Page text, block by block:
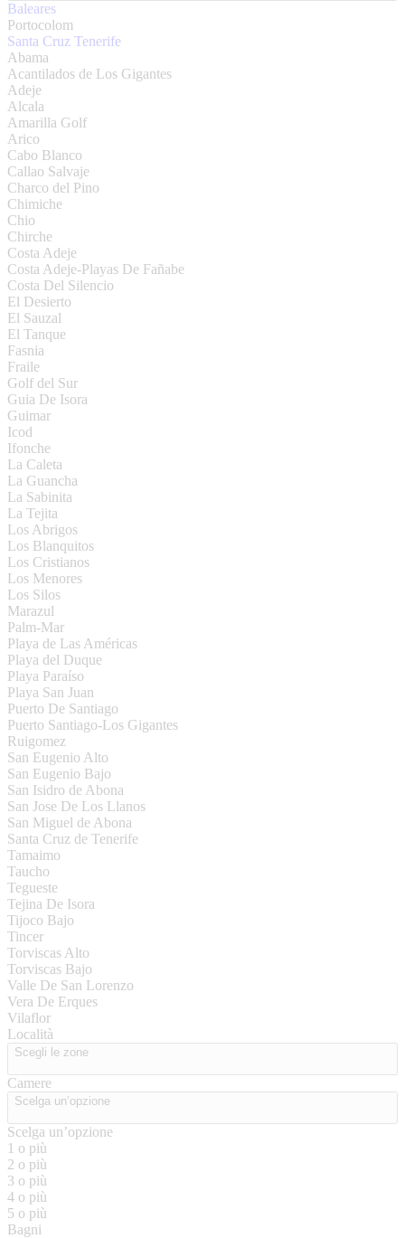
Baleares
Portocolom
Santa Cruz Tenerife
Abama
Acantilados de Los Gigantes
Adeje
Alcala
Amarilla Golf
Arico
Cabo Blanco
Callao Salvaje
Charco del Pino
Chimiche
Chio
Chirche
Costa Adeje
Costa Adeje-Playas De Fañabe
Costa Del Silencio
El Desierto
El Sauzal
El Tanque
Fasnia
Fraile
Golf del Sur
Guia De Isora
Guimar
Icod
Ifonche
La Caleta
La Guancha
La Sabinita
La Tejita
Los Abrigos
Los Blanquitos
Los Cristianos
Los Menores
Los Silos
Marazul
Palm-Mar
Playa de Las Américas
Playa del Duque
Playa Paraíso
Playa San Juan
Puerto De Santiago
Puerto Santiago-Los Gigantes
Ruigomez
San Eugenio Alto
San Eugenio Bajo
San Isidro de Abona
San Jose De Los Llanos
San Miguel de Abona
Santa Cruz de Tenerife
Tamaimo
Taucho
Tegueste
Tejina De Isora
Tijoco Bajo
Tincer
Torviscas Alto
Torviscas Bajo
Valle De San Lorenzo
Vera De Erques
Vilaflor
Località
Scegli le zone
Camere
Scelga un’opzione
Scelga un’opzione
1 o più
2 o più
3 o più
4 o più
5 o più
Bagni